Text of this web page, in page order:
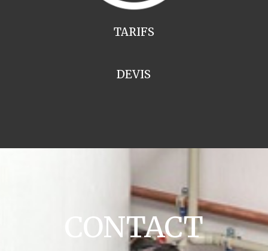
TARIFS
DEVIS
CONTACT